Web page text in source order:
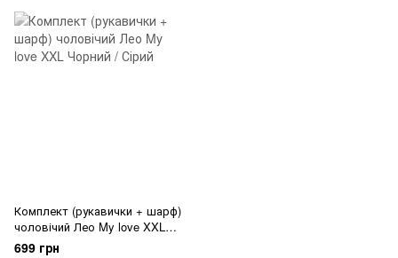
Комплект (рукавички + шарф)
чоловічий Лео My love XXL
Чорний / Сірий
699 грн